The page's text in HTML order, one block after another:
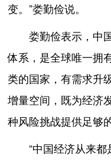
变。”娄勤俭说。
娄勤俭表示，中国
体系，是全球唯一拥
类的国家，有需求升
增量空间，既为经济
种风险挑战提供足够
“中国经济从来都